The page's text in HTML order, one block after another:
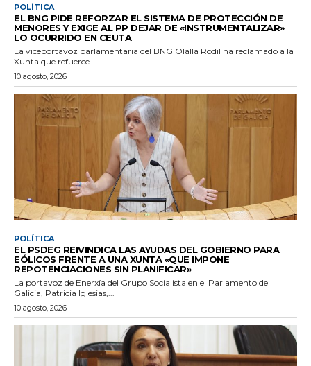
POLÍTICA
EL BNG PIDE REFORZAR EL SISTEMA DE PROTECCIÓN DE
MENORES Y EXIGE AL PP DEJAR DE «INSTRUMENTALIZAR»
LO OCURRIDO EN CEUTA
La viceportavoz parlamentaria del BNG Olalla Rodil ha reclamado a la
Xunta que refuerce...
10 agosto, 2026
POLÍTICA
EL PSDEG REIVINDICA LAS AYUDAS DEL GOBIERNO PARA
EÓLICOS FRENTE A UNA XUNTA «QUE IMPONE
REPOTENCIACIONES SIN PLANIFICAR»
La portavoz de Enerxía del Grupo Socialista en el Parlamento de
Galicia, Patricia Iglesias,...
10 agosto, 2026